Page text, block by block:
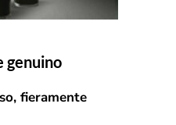
genuino
fieramente